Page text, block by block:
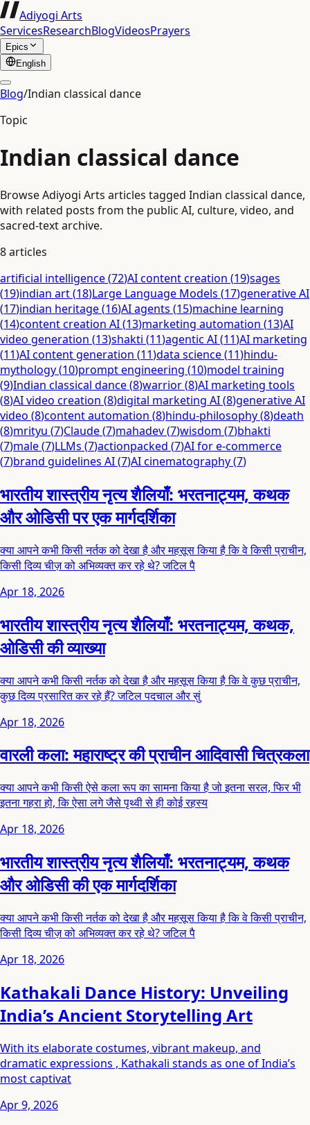
Adiyogi Arts
ServicesResearchBlogVideosPrayers
Epics
English
Blog/Indian classical dance
Topic
Indian classical dance
Browse Adiyogi Arts articles tagged Indian classical dance,
with related posts from the public AI, culture, video, and
sacred-text archive.
8articles
artificial intelligence(72)AI content creation (19)sages
(19)indian art(18)Large Language Models (17)generative AI
(17)indian heritage(16)AI agents (15)machine learning
(14)content creation AI(13)marketing automation (13)AI
video generation (13)shakti (11)agentic AI(11)AI marketing
(11)AI content generation (11)data science(11)hindu-
mythology(10)prompt engineering (10)model training
(9)Indian classical dance(8)warrior(8)AI marketing tools
(8)AI video creation (8)digital marketing AI(8)generative AI
video (8)content automation (8)hindu-philosophy(8)death
(8)mrityu (7)Claude(7)mahadev(7)wisdom (7)bhakti
(7)male(7)LLMs (7)actionpacked (7)AI for e-commerce
(7)brand guidelines AI(7)AI cinematography(7)
भारतीय शास्त्रीय नृत्य शैलियाँ: भरतनाट्यम, कथक
और ओडिसी पर एक मार्गदर्शिका
क्या आपने कभी किसी नर्तक को देखा है और महसूस किया है कि वे किसी प्राचीन,
किसी दिव्य चीज़ को अभिव्यक्त कर रहे थे? जटिल पै
Apr 18, 2026
भारतीय शास्त्रीय नृत्य शैलियाँ: भरतनाट्यम, कथक,
ओडिसी की व्याख्या
क्या आपने कभी किसी नर्तक को देखा है और महसूस किया है कि वे कुछ प्राचीन,
कुछ दिव्य प्रसारित कर रहे हैं? जटिल पदचाल और सुं
Apr 18, 2026
वारली कला: महाराष्ट्र की प्राचीन आदिवासी चित्रकला
क्या आपने कभी किसी ऐसे कला रूप का सामना किया है जो इतना सरल, फिर भी
इतना गहरा हो, कि ऐसा लगे जैसे पृथ्वी से ही कोई रहस्य
Apr 18, 2026
भारतीय शास्त्रीय नृत्य शैलियाँ: भरतनाट्यम, कथक
और ओडिसी की एक मार्गदर्शिका
क्या आपने कभी किसी नर्तक को देखा है और महसूस किया है कि वे किसी प्राचीन,
किसी दिव्य चीज़ को अभिव्यक्त कर रहे थे? जटिल पै
Apr 18, 2026
Kathakali Dance History: Unveiling
India’s Ancient Storytelling Art
With its elaborate costumes, vibrant makeup, and
dramatic expressions , Kathakali stands as one of India’s
most captivat
Apr 9, 2026